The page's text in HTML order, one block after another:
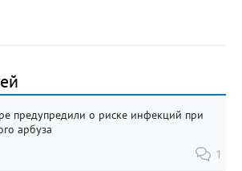
предупредили о риске инфекций при
арбуза
1